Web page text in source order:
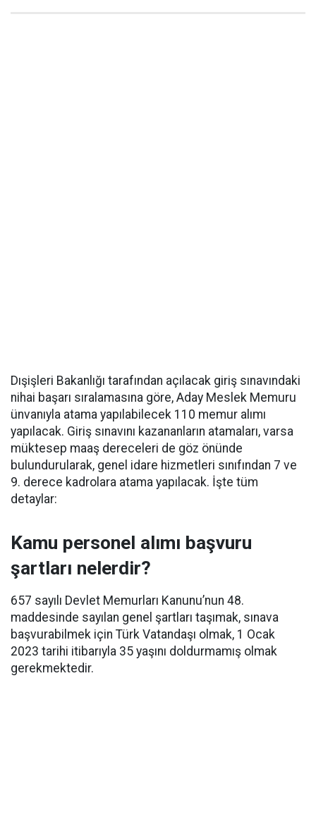
Dışişleri Bakanlığı tarafından açılacak giriş sınavındaki
nihai başarı sıralamasına göre, Aday Meslek Memuru
ünvanıyla atama yapılabilecek 110 memur alımı
yapılacak. Giriş sınavını kazananların atamaları, varsa
müktesep maaş dereceleri de göz önünde
bulundurularak, genel idare hizmetleri sınıfından 7 ve
9. derece kadrolara atama yapılacak. İşte tüm
detaylar:
Kamu personel alımı başvuru
şartları nelerdir?
657 sayılı Devlet Memurları Kanunu’nun 48.
maddesinde sayılan genel şartları taşımak, sınava
başvurabilmek için Türk Vatandaşı olmak, 1 Ocak
2023 tarihi itibarıyla 35 yaşını doldurmamış olmak
gerekmektedir.